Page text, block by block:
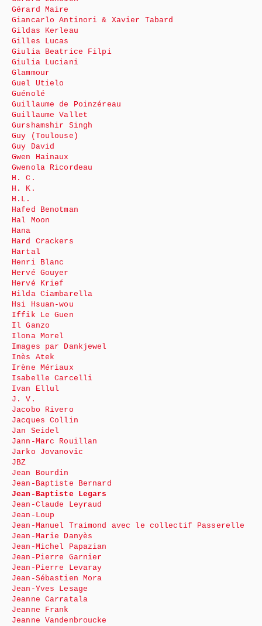
Gérard Maire
Giancarlo Antinori & Xavier Tabard
Gildas Kerleau
Gilles Lucas
Giulia Beatrice Filpi
Giulia Luciani
Glammour
Guel Utielo
Guénolé
Guillaume de Poinzéreau
Guillaume Vallet
Gurshamshir Singh
Guy (Toulouse)
Guy David
Gwen Hainaux
Gwenola Ricordeau
H. C.
H. K.
H.L.
Hafed Benotman
Hal Moon
Hana
Hard Crackers
Hartal
Henri Blanc
Hervé Gouyer
Hervé Krief
Hilda Ciambarella
Hsi Hsuan-wou
Iffik Le Guen
Il Ganzo
Ilona Morel
Images par Dankjewel
Inès Atek
Irène Mériaux
Isabelle Carcelli
Ivan Ellul
J. V.
Jacobo Rivero
Jacques Collin
Jan Seidel
Jann-Marc Rouillan
Jarko Jovanovic
JBZ
Jean Bourdin
Jean-Baptiste Bernard
Jean-Baptiste Legars
Jean-Claude Leyraud
Jean-Loup
Jean-Manuel Traimond avec le collectif Passerelle
Jean-Marie Danyès
Jean-Michel Papazian
Jean-Pierre Garnier
Jean-Pierre Levaray
Jean-Sébastien Mora
Jean-Yves Lesage
Jeanne Carratala
Jeanne Frank
Jeanne Vandenbroucke